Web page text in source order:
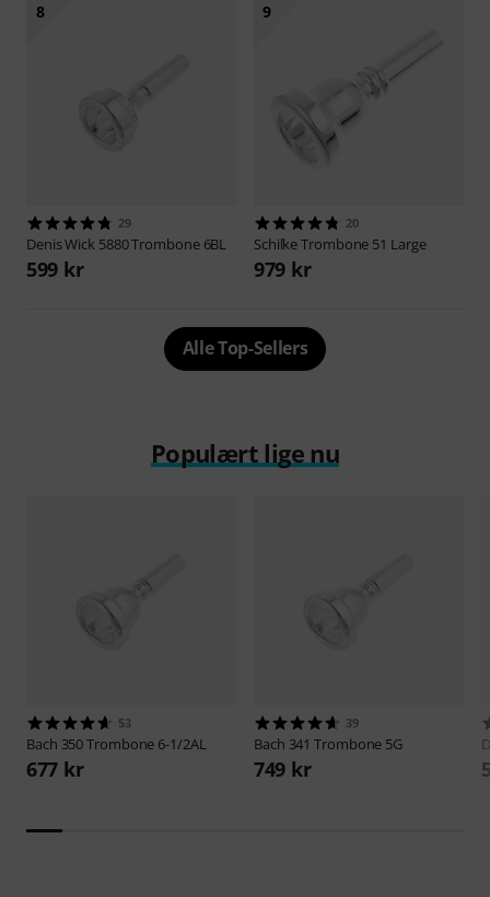
8
29
Denis Wick 5880 Trombone 6BL
599 kr
9
20
SchilkeTrombone 51 Large
979 kr
Alle Top-Sellers
Populært lige nu
53
Bach 350 Trombone 6-1/2AL
677 kr
39
Bach 341 Trombone 5G
749 kr